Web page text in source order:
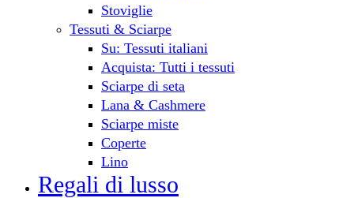
Stoviglie
Tessuti & Sciarpe
Su: Tessuti italiani
Acquista: Tutti i tessuti
Sciarpe di seta
Lana & Cashmere
Sciarpe miste
Coperte
Lino
Regali di lusso